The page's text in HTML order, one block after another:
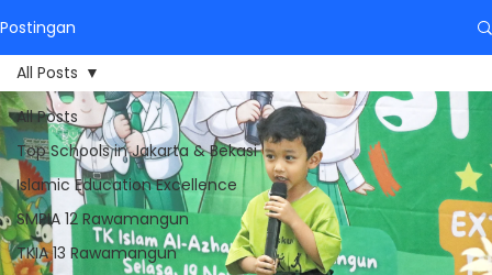
Postingan
All Posts
Top Schools in Jakarta & Bekasi
Islamic Education Excellence
SMPIA 12 Rawamangun
TKIA 13 Rawamangun
All Posts